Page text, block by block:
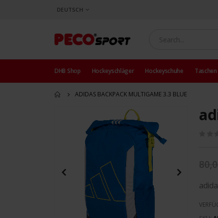
SPRACHE
DEUTSCH
DHB Shop Hockeyschläger Hockeyschuhe Taschen
ADIDAS BACKPACK MULTIGAME 3.3 BLUE
Bildergalerie